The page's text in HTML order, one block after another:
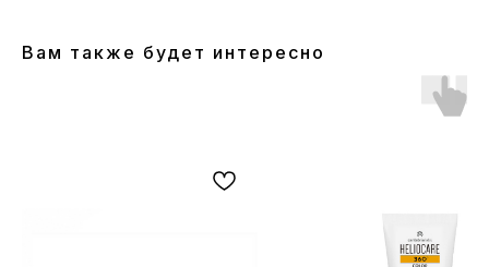
Вам также будет интересно